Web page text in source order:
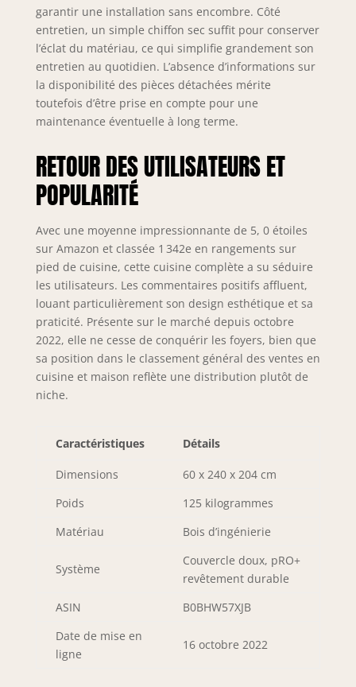
& ORGANISATION –
Organisation
intégrée des
couverts en
polymère ABS
visibilité optimale
et une utilisation
l’espace. Design
ergonomique pour
organisation
parfaite au
quotidien.
SYSTÈME DE
PROTECTION
NEXUS PRO++ &
LONGÉVITÉ – Les
chants en
polymère ABS
résistants
rayures, les chocs
système PRO+
prolonge
significativement la
durée de vie des
cuisine et garantit
une qualité
NEXUS ALUMINIUM
Poignées haut de
garantir une installation sans encombre. Côté
entretien, un simple chiffon sec suffit pour conserver
l’éclat du matériau, ce qui simplifie grandement son
entretien au quotidien. L’absence d’informations sur
la disponibilité des pièces détachées mérite
toutefois d’être prise en compte pour une
maintenance éventuelle à long terme.
RETOUR DES UTILISATEURS ET
POPULARITÉ
Avec une moyenne impressionnante de 5, 0 étoiles
sur Amazon et classée 1 342e en rangements sur
pied de cuisine, cette cuisine complète a su séduire
les utilisateurs. Les commentaires positifs affluent,
louant particulièrement son design esthétique et sa
praticité. Présente sur le marché depuis octobre
2022, elle ne cesse de conquérir les foyers, bien que
sa position dans le classement général des ventes en
cuisine et maison reflète une distribution plutôt de
niche.
Caractéristiques Détails
Dimensions
60 x 240 x 204 cm
Poids
125 kilogrammes
Matériau
Bois d’ingénierie
Système
Couvercle doux, pRO+
revêtement durable
ASIN
B0BHW57XJB
Date de mise en
ligne
16 octobre 2022